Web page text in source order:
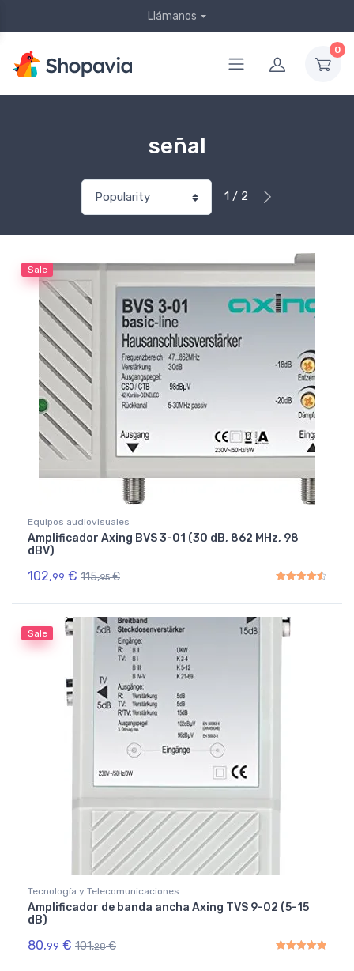
Llámanos
0
señal
1 / 2
Sale
Equipos audiovisuales
Amplificador Axing BVS 3-01 (30 dB, 862 MHz, 98
dBV)
102,99 € 115,95 €
Sale
Tecnología y Telecomunicaciones
Amplificador de banda ancha Axing TVS 9-02 (5-15
dB)
80,99 € 101,28 €